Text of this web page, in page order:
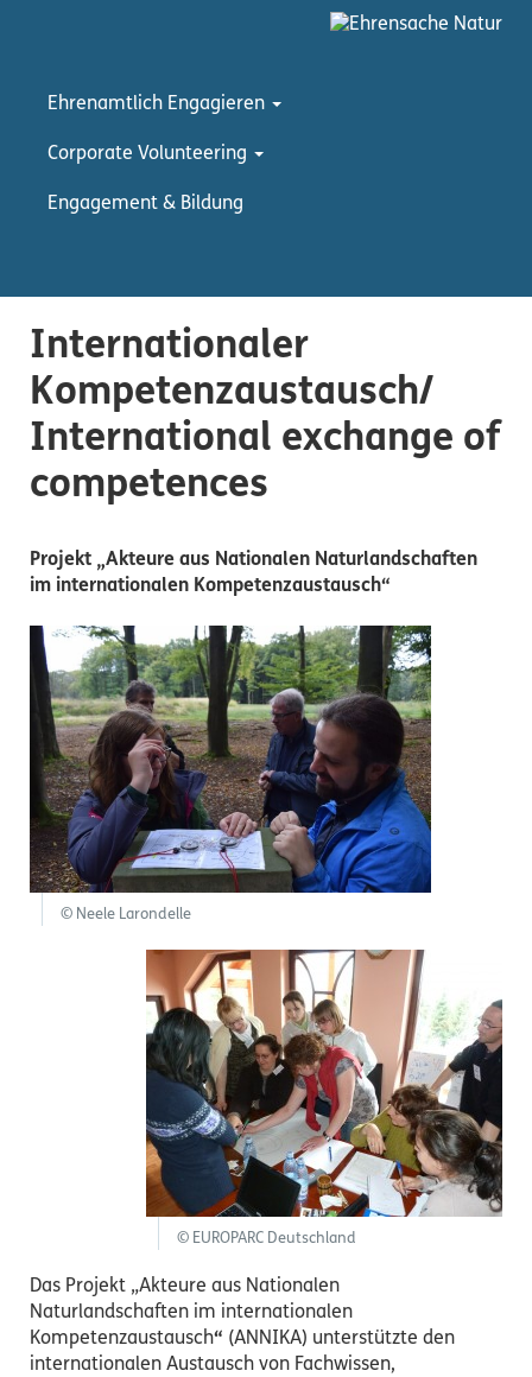
Ehrenamtlich Engagieren
Corporate Volunteering
Engagement & Bildung
Internationaler
Kompetenzaustausch/
International exchange of
competences
Projekt „Akteure aus Nationalen Naturlandschaften
im internationalen Kompetenzaustausch“
© Neele Larondelle
© EUROPARC Deutschland
Das Projekt „Akteure aus Nationalen
Naturlandschaften im internationalen
Kompetenzaustausch“ (ANNIKA) unterstützte den
internationalen Austausch von Fachwissen,